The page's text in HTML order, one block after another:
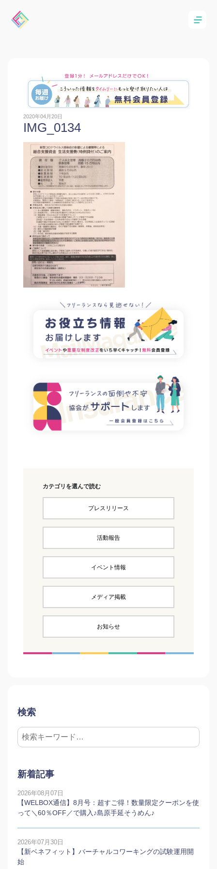
2020年04月20日
IMG_0134
カテゴリを選んで読む
プレスリリース
活動報告
イベント情報
メディア掲載
お知らせ
検索
新着記事
2026年08月07日
【WELBOX通信】8月号：超すご得！数量限定クーポンを使
って＼60％OFF／で購入♪島原手延そうめん♪
2026年07月30日
【新ベネフィット】バーチャルコワーキングの試験運用開
始